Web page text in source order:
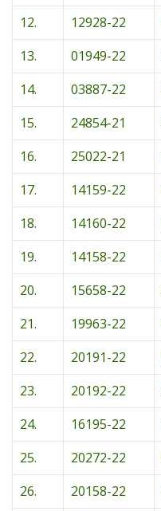
12.
12928-22
13.
01949-22
14.
03887-22
15.
24854-21
16.
25022-21
17.
14159-22
18.
14160-22
19.
14158-22
20.
15658-22
21.
19963-22
22.
20191-22
23.
20192-22
24.
16195-22
25.
20272-22
26.
20158-22